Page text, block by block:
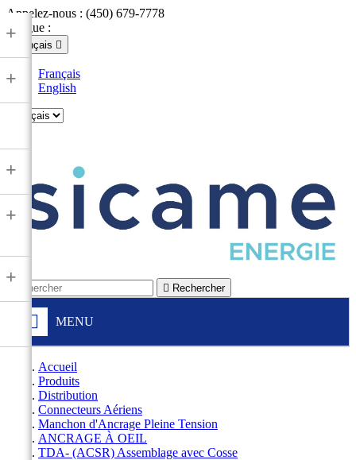
Appelez-nous : (450) 679-7778
Langue :
Français 
Français
English
 Rechercher
MENU
+
+
+
+
+
Accueil
Produits
Distribution
Connecteurs Aériens
Manchon d'Ancrage Pleine Tension
ANCRAGE À OEIL
TDA- (ACSR) Assemblage avec Cosse